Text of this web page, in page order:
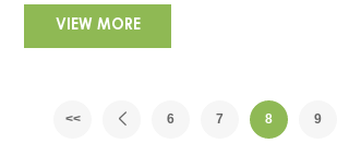
VIEW MORE
<< 6 7 8 9